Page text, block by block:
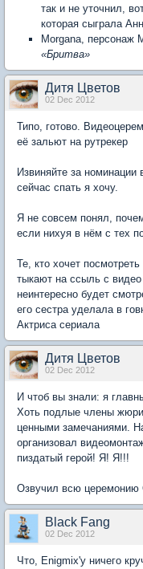
так и не уточнил,
которая сыграла
Morgana,
«Бритва»
Дитя Цветов
02 Dec 2012
Типо, готово.
её зальют на рутрекер
Извиняйте за
сейчас спать я хочу.
Я не совсем понял,
если нихуя в нём с тех
Те, кто хочет
тыкают на ссыль с
неинтересно будет
его сестра уделала в
Актриса сериала
Дитя Цветов
02 Dec 2012
И чтоб вы знали: я
Хоть подлые члены
ценными замечаниями.
организовал
пиздатый герой! Я! Я!!!
Озвучил всю церемонию
Black Fang
02 Dec 2012
Что, Enigmix'у ничего